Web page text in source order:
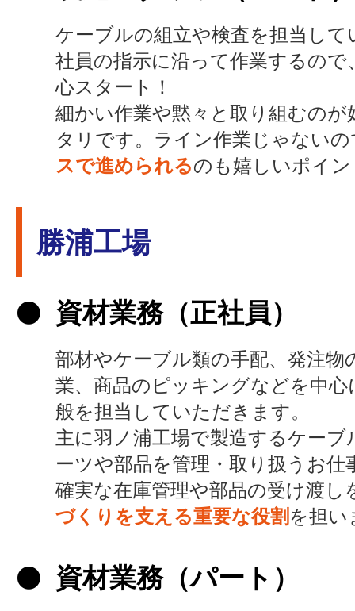
ケーブルの組立や検査を担当し
社員の指示に沿って作業するので
心スタート！
細かい作業や黙々と取り組むの
タリです。ライン作業じゃない
スで進められるのも嬉しいポイ
勝浦工場
資材業務（正社員）
部材やケーブル類の手配、発注物
業、商品のピッキングなどを中心
般を担当していただきます。
主に羽ノ浦工場で製造するケー
ーツや部品を管理・取り扱うお仕
確実な在庫管理や部品の受け渡し
づくりを支える重要な役割 を担い
資材業務（パート）